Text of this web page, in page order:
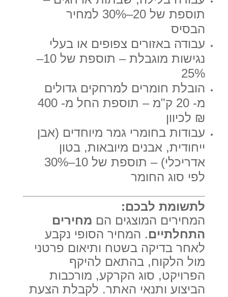
תוספת של 20–30% למחיר
הבסיס
עבודה באזורים צפופים או בעלי
נגישות מוגבלת – תוספת של 10–
25%
הובלת חומרים למרחקים גדולים
מ- 20 ק"מ – תוספת החל מ- 400
₪ לכיוון
עבודות בחומרי גמר מיוחדים (אבן
ייחודית, אבנים מיובאות, בטון
אדריכלי) – תוספת של 10–30%
לפי סוג החומר
לתשומת לבכם:
המחירים המוצגים הם מחירים
התחלתיים. המחיר הסופי נקבע
לאחר בדיקה בשטח ותיאום פרטני
מול הלקוח, בהתאם להיקף
הפרויקט, סוג הקרקע, מורכבות
הביצוע ותנאי האתר. לקבלת הצעת